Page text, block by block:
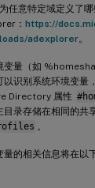
任意特定域定义了
： https://
adexplorer。
变量（如
识别系统环境变量
Directory 属性
录存储在相同的共
。
的相关信息将在以